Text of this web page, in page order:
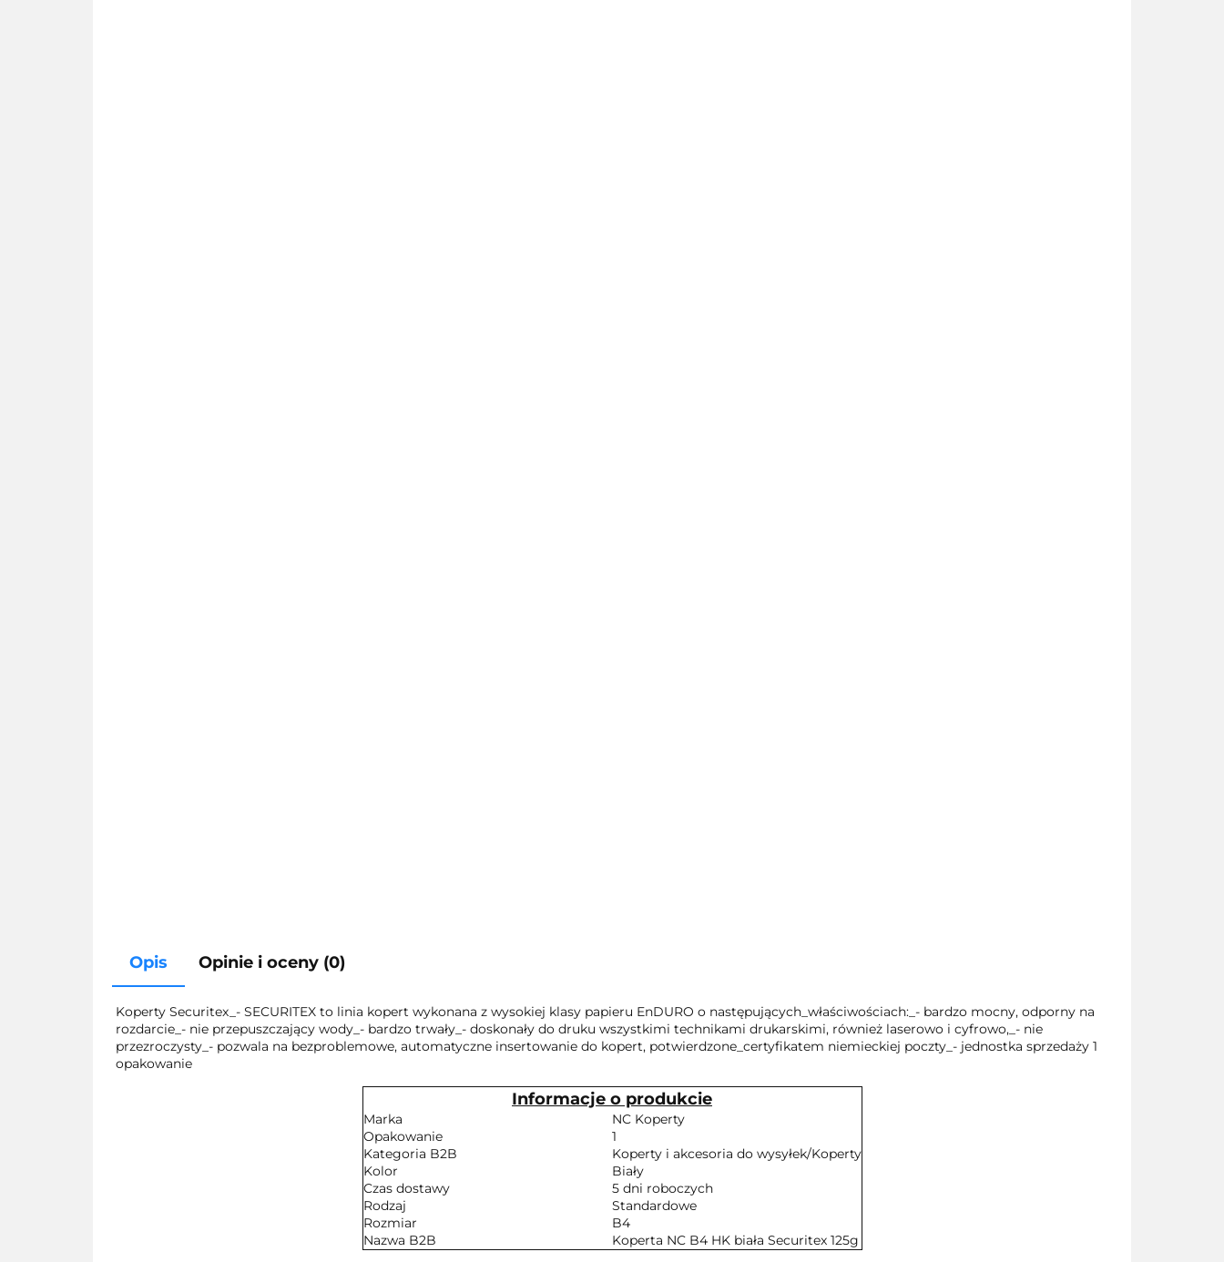
Opis Opinie i oceny (0)
Koperty Securitex_- SECURITEX to linia kopert wykonana z wysokiej klasy papieru EnDURO o następujących_właściwościach:_- bardzo mocny, odporny na
rozdarcie_- nie przepuszczający wody_- bardzo trwały_- doskonały do druku wszystkimi technikami drukarskimi, również laserowo i cyfrowo,_- nie
przezroczysty_- pozwala na bezproblemowe, automatyczne insertowanie do kopert, potwierdzone_certyfikatem niemieckiej poczty_- jednostka sprzedaży 1
opakowanie
Informacje o produkcie
Marka
NC Koperty
Opakowanie
1
Kategoria B2B
Koperty i akcesoria do wysyłek/Koperty
Kolor
Biały
Czas dostawy
5 dni roboczych
Rodzaj
Standardowe
Rozmiar
B4
Nazwa B2B
Koperta NC B4 HK biała Securitex 125g